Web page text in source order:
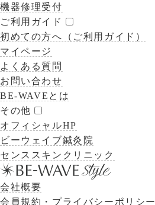
機器修理受付
ご利用ガイド
初めての方へ（ご利用ガイド）
マイページ
よくある質問
お問い合わせ
BE-WAVEとは
その他
オフィシャルHP
ビーウェイブ鍼灸院
センススキンクリニック
会社概要
会員規約・プライバシーポリシー